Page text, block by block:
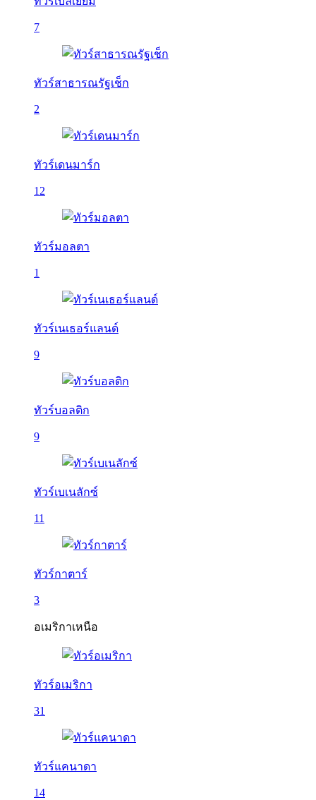
7
ทัวร์สาธารณรัฐเช็ก
2
ทัวร์เดนมาร์ก
12
ทัวร์มอลตา
1
ทัวร์เนเธอร์แลนด์
9
ทัวร์บอลติก
9
ทัวร์เบเนลักซ์
11
ทัวร์กาตาร์
3
อเมริกาเหนือ
ทัวร์อเมริกา
31
ทัวร์แคนาดา
14